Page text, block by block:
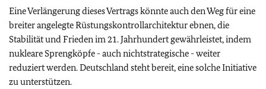
Eine Verlängerung dieses Vertrags könnte auch den Weg für eine
breiter angelegte Rüstungskontrollarchitektur ebnen, die
Stabilität und Frieden im 21. Jahrhundert gewährleistet, indem
nukleare Sprengköpfe - auch nichtstrategische - weiter
reduziert werden. Deutschland steht bereit, eine solche Initiative
zu unterstützen.